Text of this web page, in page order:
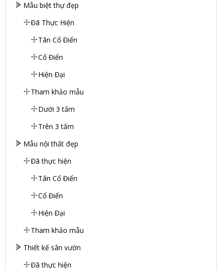
Mẫu biệt thự đẹp
Đã Thực Hiện
Tân Cổ Điển
Cổ Điển
Hiện Đại
Tham khảo mẫu
Dưới 3 tấm
Trên 3 tấm
Mẫu nội thất đẹp
Đã thực hiện
Tân Cổ Điển
Cổ Điển
Hiện Đại
Tham khảo mẫu
Thiết kế sân vườn
Đã thực hiện